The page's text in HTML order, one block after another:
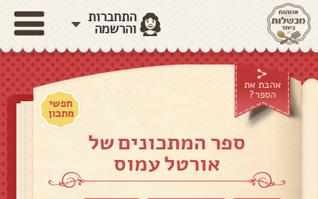
התחברות
והרשמה
אהבת את
הספר?
חפשי
מתכון
ספר המתכונים של
אורטל עמוס